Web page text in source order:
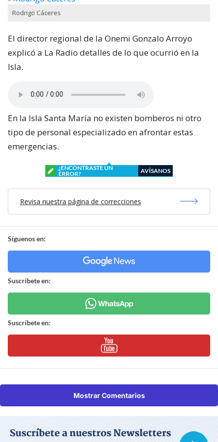
Rodrigo Cáceres
El director regional de la Onemi Gonzalo Arroyo
explicó a La Radio detalles de lo que ocurrió en la
Isla.
En la Isla Santa María no existen bomberos ni otro
tipo de personal especializado en afrontar estas
emergencias.
¿ENCONTRASTE UN
ERROR?
AVÍSANOS
Revisa nuestra página de correcciones
Síguenos en:
Suscríbete en:
Suscríbete en:
Mostrar Comentarios